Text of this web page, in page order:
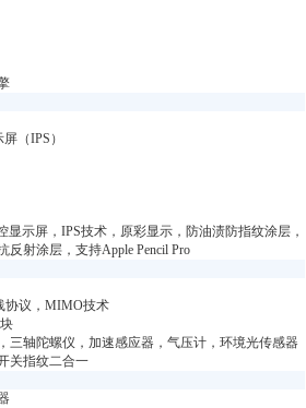
（IPS）
显示屏，IPS技术，原彩显示，防油渍防指纹涂层，
反射涂层，支持Apple Pencil Pro
协议，MIMO技术
三轴陀螺仪，加速感应器，气压计，环境光传感器
关指纹二合一